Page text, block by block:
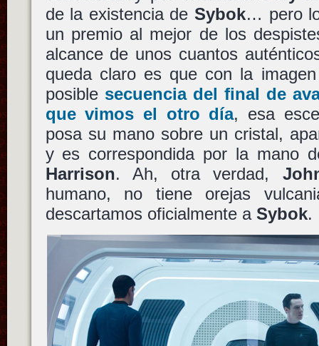
de la existencia de Sybok… pero
un premio al mejor de los
alcance de unos cuantos
queda claro es que con la
posible secuencia del final de
que vimos el otro día, esa
posa su mano sobre un cristal,
y es correspondida por la mano
Harrison. Ah, otra verdad,
humano, no tiene orejas
descartamos oficialmente a Sybok.